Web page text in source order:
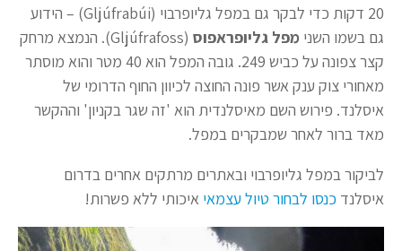
20 דקות כדי לבקר גם במפל גליופרבוי (Gljúfrabúi) – הידוע
גם בשמו השני מפל גליופראפוס
(Gljúfrafoss). הנמצא מרחק
קצר צפונה על כביש 249. גובה המפל הוא 40 מטר והוא מוסתר
מאחורי צוק ענק אשר פונה החוצה לכיוון החוף הדרומי של
איסלנד. פירוש השם מאיסלנדית הוא 'זה שגר בקניון' וההקשר
מאד ברור לאחר שמבקרים במפל.
לביקור במפל גליופרבוי ובאתרים מרתקים אחרים בדרום
איסלנד כנסו לבחור טיול עצמאיאיכותי ללא פשרות!